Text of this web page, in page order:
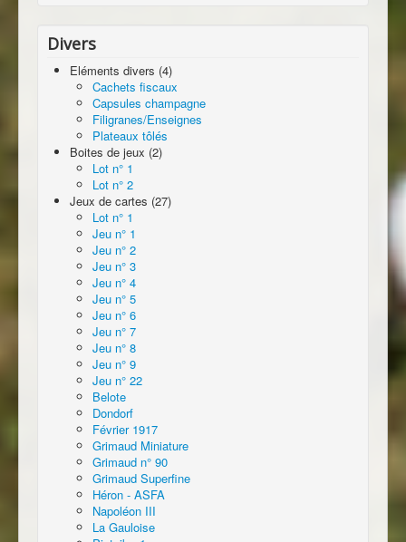
Divers
Eléments divers (4)
Cachets fiscaux
Capsules champagne
Filigranes/Enseignes
Plateaux tôlés
Boites de jeux (2)
Lot n° 1
Lot n° 2
Jeux de cartes (27)
Lot n° 1
Jeu n° 1
Jeu n° 2
Jeu n° 3
Jeu n° 4
Jeu n° 5
Jeu n° 6
Jeu n° 7
Jeu n° 8
Jeu n° 9
Jeu n° 22
Belote
Dondorf
Février 1917
Grimaud Miniature
Grimaud n° 90
Grimaud Superfine
Héron - ASFA
Napoléon III
La Gauloise